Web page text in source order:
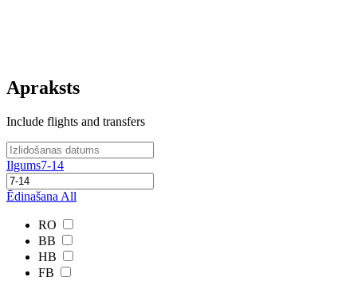
Apraksts
Include flights and transfers
Ilgums7-14
Ēdinašana All
RO
BB
HB
FB